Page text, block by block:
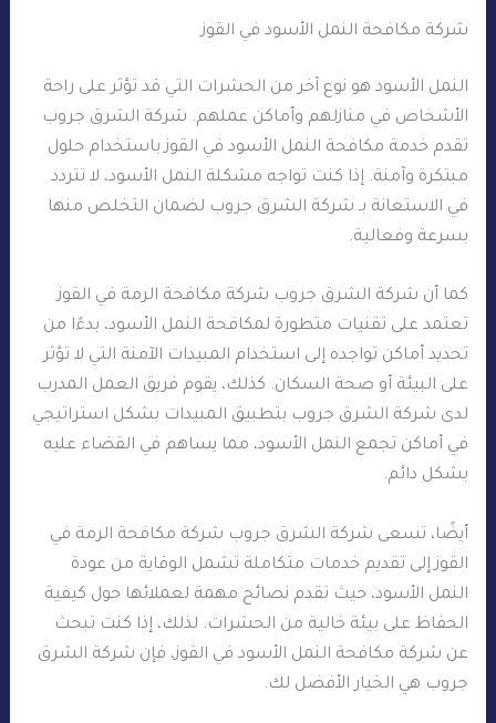
شركة مكافحة النمل الأسود في القوز
النمل الأسود هو نوع آخر من الحشرات التي قد تؤثر على راحة
الأشخاص في منازلهم وأماكن عملهم. شركة الشرق جروب
تقدم خدمة مكافحة النمل الأسود في القوز باستخدام حلول
مبتكرة وآمنة. إذا كنت تواجه مشكلة النمل الأسود، لا تتردد
في الاستعانة بـ شركة الشرق جروب لضمان التخلص منها
بسرعة وفعالية.
كما أن شركة الشرق جروب شركة مكافحة الرمة في القوز
تعتمد على تقنيات متطورة لمكافحة النمل الأسود، بدءًا من
تحديد أماكن تواجده إلى استخدام المبيدات الآمنة التي لا تؤثر
على البيئة أو صحة السكان. كذلك، يقوم فريق العمل المدرب
لدى شركة الشرق جروب بتطبيق المبيدات بشكل استراتيجي
في أماكن تجمع النمل الأسود، مما يساهم في القضاء عليه
بشكل دائم.
أيضًا، تسعى شركة الشرق جروب شركة مكافحة الرمة في
القوز إلى تقديم خدمات متكاملة تشمل الوقاية من عودة
النمل الأسود، حيث تقدم نصائح مهمة لعملائها حول كيفية
الحفاظ على بيئة خالية من الحشرات. لذلك، إذا كنت تبحث
عن شركة مكافحة النمل الأسود في القوز، فإن شركة الشرق
جروب هي الخيار الأفضل لك.